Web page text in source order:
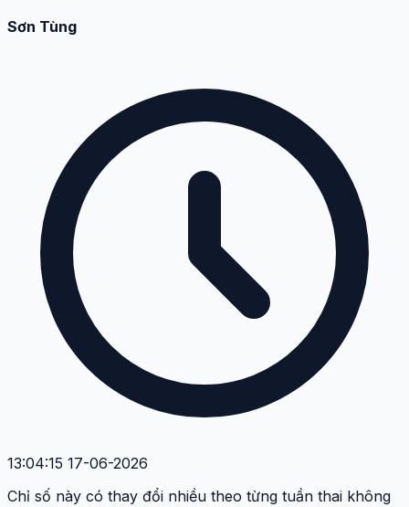
Sơn Tùng
13:04:15 17-06-2026
Chỉ số này có thay đổi nhiều theo từng tuần thai không